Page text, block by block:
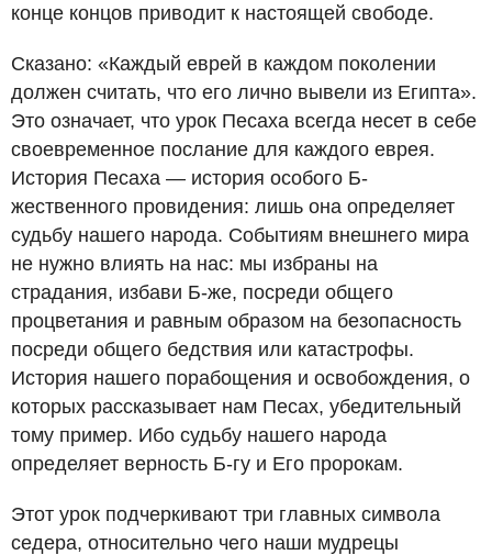
конце концов приводит к настоящей свободе.
Сказано: «Каждый еврей в каждом поколении
должен считать, что его лично вывели из Египта».
Это означает, что урок Песаха всегда несет в себе
своевременное послание для каждого еврея.
История Песаха — история особого Б-
жественного провидения: лишь она определяет
судьбу нашего народа. Событиям внешнего мира
не нужно влиять на нас: мы избраны на
страдания, избави Б-же, посреди общего
процветания и равным образом на безопасность
посреди общего бедствия или катастрофы.
История нашего порабощения и освобождения, о
которых рассказывает нам Песах, убедительный
тому пример. Ибо судьбу нашего народа
определяет верность Б-гу и Его пророкам.
Этот урок подчеркивают три главных символа
седера, относительно чего наши мудрецы